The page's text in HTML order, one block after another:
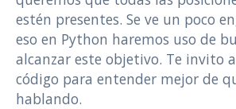
estén presentes. Se ve un poco
eso en Python haremos uso de
alcanzar este objetivo. Te invito
código para entender mejor de
hablando.